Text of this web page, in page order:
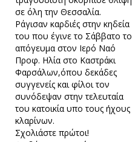
σε όλη την Θεσσαλία.
Ράγισαν καρδιές στην κηδεία
του που έγινε το Σάββατο το
απόγευμα στον Ιερό Ναό
Προφ. Ηλία στο Καστράκι
Φαρσάλων,όπου δεκάδες
συγγενείς και φίλοι τον
συνόδεψαν στην τελευταία
του κατοικία υπο τους ήχους
κλαρίνων.
Σχολιάστε πρώτοι!